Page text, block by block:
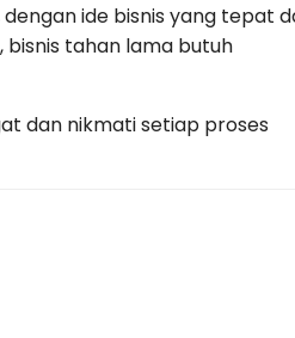
ide bisnis yang tepat
bisnis tahan lama butuh
dan nikmati setiap proses